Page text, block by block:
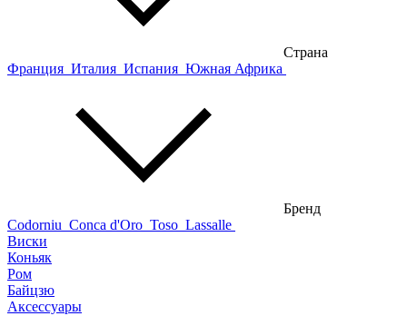
Страна
Франция Италия Испания Южная Африка
Бренд
Codorniu Conca d'Oro Toso Lassalle
Виски
Коньяк
Ром
Байцзю
Аксессуары